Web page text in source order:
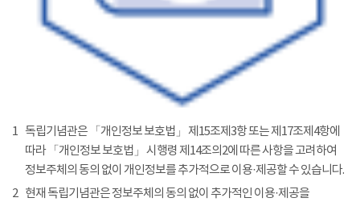
1 독립기념관은 「개인정보 보호법」 제15조제3항 또는 제17조제4항에
따라 「개인정보 보호법」 시행령 제14조의2에 따른 사항을 고려하여
정보주체의 동의 없이 개인정보를 추가적으로 이용·제공할 수 있습니다.
2 현재 독립기념관은 정보주체의 동의 없이 추가적인 이용·제공을